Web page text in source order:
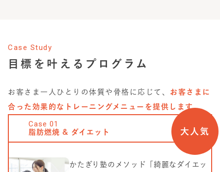
目標を叶えるプログラム
Case Study
お客さま一人ひとりの体質や骨格に応じて、 お客さまに
合った効果的なトレーニングメニューを提供します。
大人気
Case01
脂肪燃焼 & ダイエット
かたぎり塾のメソッド「綺麗なダイエッ